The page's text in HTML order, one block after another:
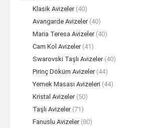
Klasik Avizeler (40)
Avangarde Avizeler (40)
Maria Teresa Avizeler (40)
Cam Kol Avizeler (41)
Swarovski Taşlı Avizeler (40)
Pirinç Döküm Avizeler (44)
Yemek Masası Avizeleri (44)
Kristal Avizeler (50)
Taşlı Avizeler (71)
Fanuslu Avizeler (80)